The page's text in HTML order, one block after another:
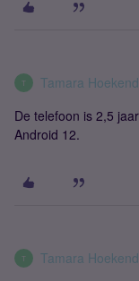
T Tamara
De telefoon is 2,5
Android 12.
T Tamara